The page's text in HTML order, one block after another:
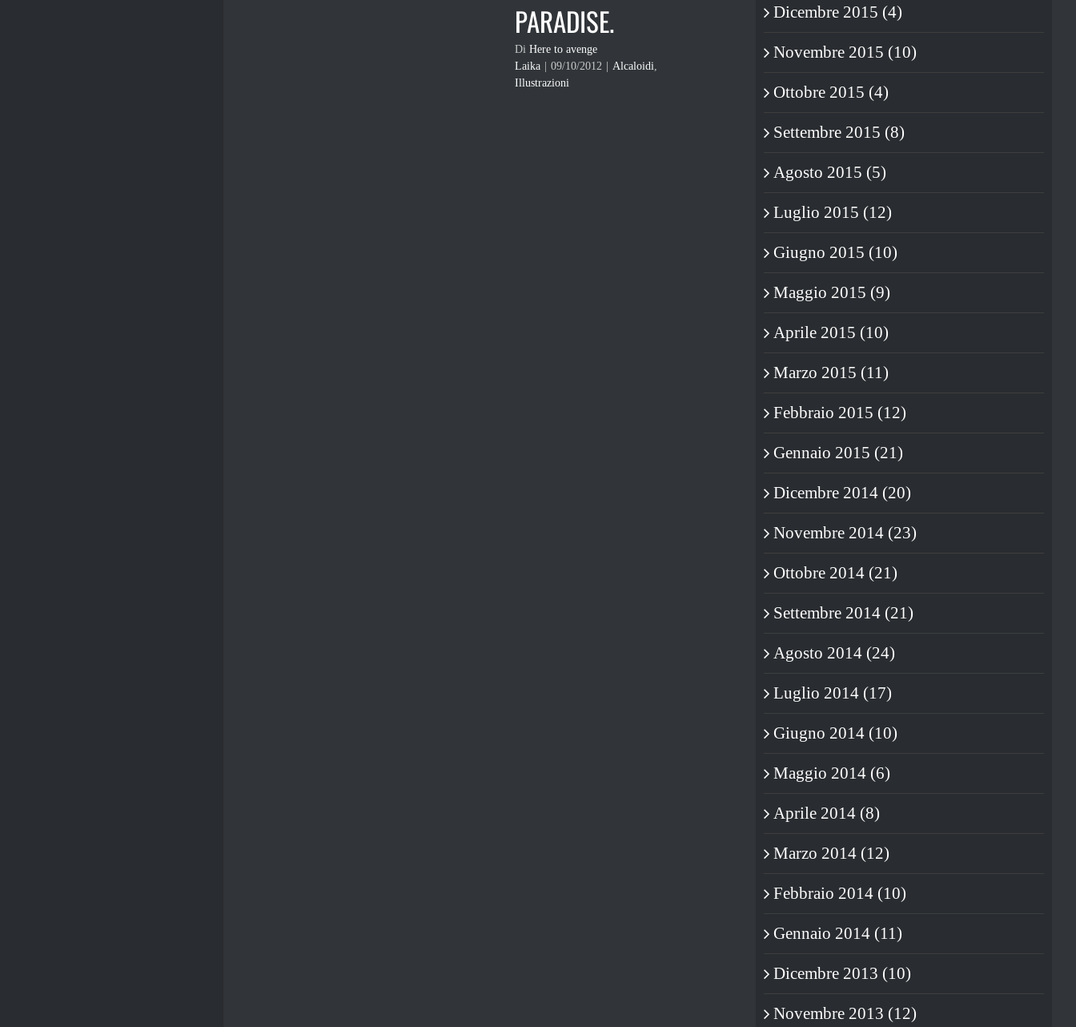
PARADISE.
Di Here to avenge
Laika | 09/10/2012 | Alcaloidi
Illustrazioni
Dicembre 2015 (4)
Novembre 2015 (10)
Ottobre 2015 (4)
Settembre 2015 (8)
Agosto 2015 (5)
Luglio 2015 (12)
Giugno 2015 (10)
Maggio 2015 (9)
Aprile 2015 (10)
Marzo 2015 (11)
Febbraio 2015 (12)
Gennaio 2015 (21)
Dicembre 2014 (20)
Novembre 2014 (23)
Ottobre 2014 (21)
Settembre 2014 (21)
Agosto 2014 (24)
Luglio 2014 (17)
Giugno 2014 (10)
Maggio 2014 (6)
Aprile 2014 (8)
Marzo 2014 (12)
Febbraio 2014 (10)
Gennaio 2014 (11)
Dicembre 2013 (10)
Novembre 2013 (12)